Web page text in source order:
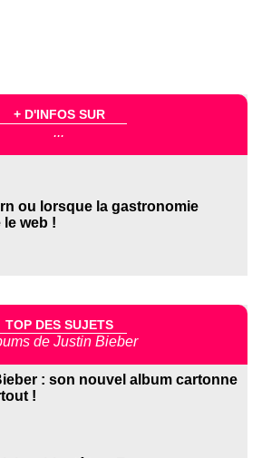
+ D'INFOS SUR
...
ou lorsque la gastronomie
le web !
TOP DES SUJETS
de Justin Bieber
: son nouvel album cartonne
!